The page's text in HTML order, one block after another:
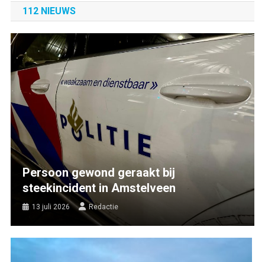
112 NIEUWS
Persoon gewond geraakt bij
steekincident in Amstelveen
13 juli 2026 Redactie